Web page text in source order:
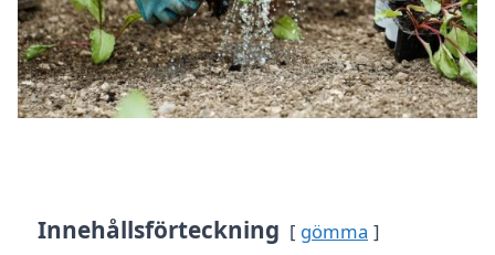
Innehållsförteckning gömma